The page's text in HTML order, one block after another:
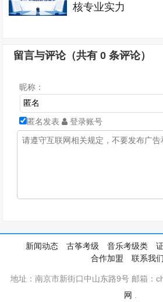
核专业实力
留言与评论（共有0 条评论）
昵称：
匿名发表 登录账号
新闻动态 古筝考级 音乐考级类
合作加盟
联系我们
地址：南京市新街口中山东路9号 邮箱：
网